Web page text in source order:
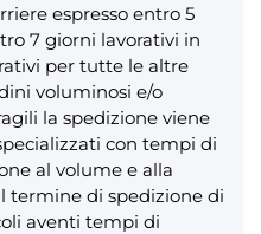
espresso entro 5
7 giorni lavorativi in
per tutte le altre
voluminosi e/o
la spedizione viene
con tempi di
al volume e alla
termine di spedizione di
aventi tempi di